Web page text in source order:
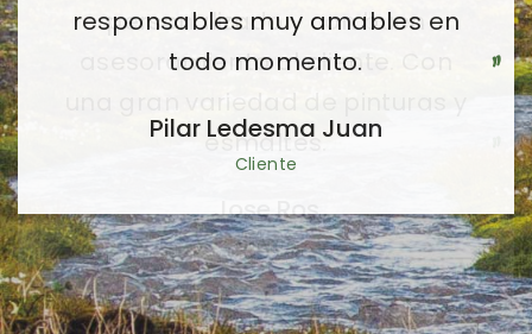
responsables muy amables en
todo momento.
Pilar Ledesma Juan
Cliente